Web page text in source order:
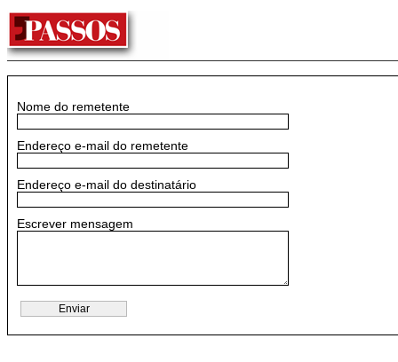
Nome do remetente
Endereço e-mail do remetente
Endereço e-mail do destinatário
Escrever mensagem